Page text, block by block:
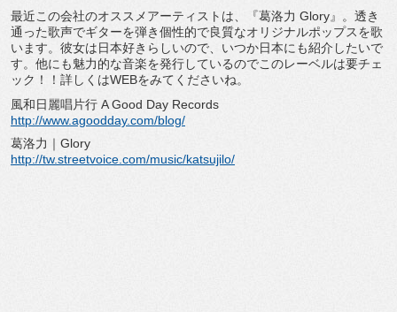
最近この会社のオススメアーティストは、『葛洛力 Glory』。透き
通った歌声でギターを弾き個性的で良質なオリジナルポップスを歌
います。彼女は日本好きらしいので、いつか日本にも紹介したいで
す。他にも魅力的な音楽を発行しているのでこのレーベルは要チェ
ック！！詳しくはWEBをみてくださいね。
風和日麗唱片行 A Good Day Records
http://www.agoodday.com/blog/
葛洛力｜Glory
http://tw.streetvoice.com/music/katsujilo/